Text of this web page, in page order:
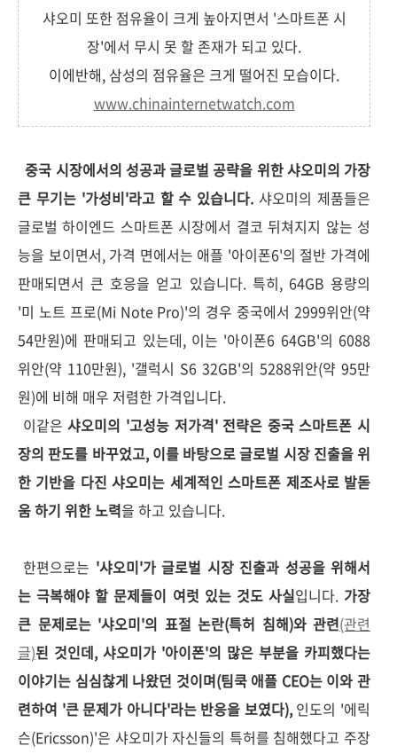
샤오미 또한 점유율이 크게 높아지면서 '스마트폰 시
장'에서 무시 못 할 존재가 되고 있다.
이에반해, 삼성의 점유율은 크게 떨어진 모습이다.
www.chinainternetwatch.com
중국 시장에서의 성공과 글로벌 공략을 위한 샤오미의 가장
큰 무기는 '가성비'라고 할 수 있습니다.샤오미의 제품들은
글로벌 하이엔드 스마트폰 시장에서 결코 뒤쳐지지 않는 성
능을 보이면서, 가격 면에서는 애플 '아이폰6'의 절반 가격에
판매되면서 큰 호응을 얻고 있습니다. 특히, 64GB 용량의
'미 노트 프로(Mi Note Pro)'의 경우 중국에서 2999위안(약
54만원)에 판매되고 있는데, 이는 '아이폰6 64GB'의 6088
위안(약 110만원), '갤럭시 S6 32GB'의 5288위안(약 95만
원)에 비해 매우 저렴한 가격입니다.
이같은샤오미의 '고성능 저가격' 전략은 중국 스마트폰 시
장의 판도를 바꾸었고, 이를 바탕으로 글로벌 시장 진출을 위
한 기반을 다진 샤오미는 세계적인 스마트폰 제조사로 발돋
움 하기 위한 노력을 하고 있습니다.
한편으로는 '샤오미'가 글로벌 시장 진출과 성공을 위해서
는 극복해야 할 문제들이 여럿 있는 것도 사실입니다. 가장
큰 문제로는 '샤오미'의 표절 논란(특허 침해)와 관련(관련
글)된 것인데, 샤오미가 '아이폰'의 많은 부분을 카피했다는
이야기는 심심찮게 나왔던 것이며(팀쿡 애플 CEO는 이와 관
련하여 '큰 문제가 아니다'라는 반응을 보였다),인도의 '에릭
슨(Ericsson)'은 샤오미가 자신들의 특허를 침해했다고 주장